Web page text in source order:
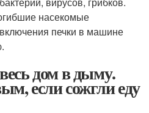
насекомые
печки в машине
дом в дыму.
если сожгли еду